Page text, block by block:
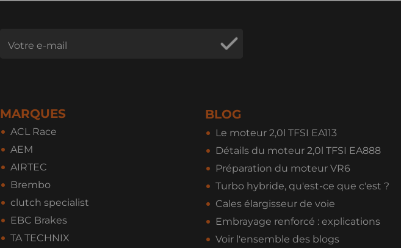
MARQUES
ACL Race
AEM
AIRTEC
Brembo
clutch specialist
EBC Brakes
TA TECHNIX
BLOG
Le moteur 2,0l TFSI EA113
Détails du moteur 2,0l TFSI EA888
Préparation du moteur VR6
Turbo hybride, qu'est-ce que c'est ?
Cales élargisseur de voie
Embrayage renforcé : explications
Voir l'ensemble des blogs